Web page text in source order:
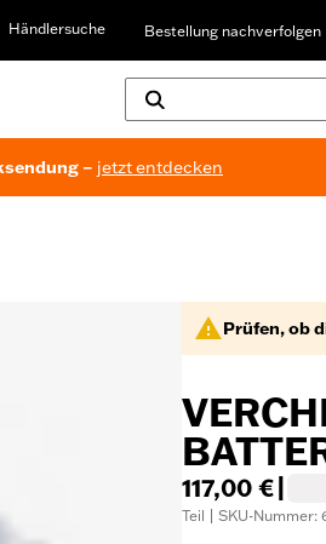
Händlersuche Bestellung nachverfolgen
– jetzt entdecken
Prüfen, ob
117,00 €
Teil | SKU-Nummer: